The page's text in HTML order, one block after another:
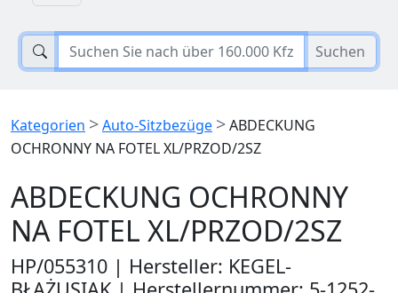
Suchen
Kategorien >Auto-Sitzbezüge >ABDECKUNG
OCHRONNY NA FOTEL XL/PRZOD/2SZ
ABDECKUNG OCHRONNY
NA FOTEL XL/PRZOD/2SZ
HP/055310 | Hersteller: KEGEL-